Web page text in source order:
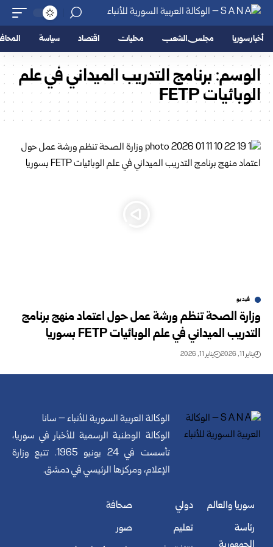
أخبار سوريا مجلس الشعب محليات اقتصاد سياسة
الوسم:برنامج التدريب الميداني في علم
الوبائيات FETP
فيديو
وزارة الصحة تنظم ورشة عمل حول اعتماد منهج برنامج
التدريب الميداني في علم الوبائيات FETP بسوريا
يناير 11, 2026 يناير 11, 2026
الوكالة العربية السورية للأنباء – سانا
الوكالة الوطنية الرسمية للأخبار في سوريا،
تأسست في 24 يونيو 1965. تتبع وزارة
الإعلام، ومركزها الرئيسي في دمشق.
سوريا والعالم
رئاسة
دولي
تعليم
صحافة
صور